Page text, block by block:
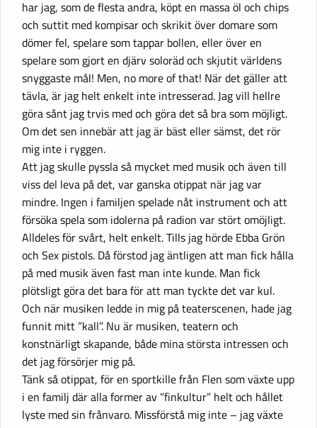
har jag, som de flesta andra, köpt en massa öl och chips
och suttit med kompisar och skrikit över domare som
dömer fel, spelare som tappar bollen, eller över en
spelare som gjort en djärv soloräd och skjutit världens
snyggaste mål! Men, no more of that! När det gäller att
tävla, är jag helt enkelt inte intresserad. Jag vill hellre
göra sånt jag trvis med och göra det så bra som möjligt.
Om det sen innebär att jag är bäst eller sämst, det rör
mig inte i ryggen.
Att jag skulle pyssla så mycket med musik och även till
viss del leva på det, var ganska otippat när jag var
mindre. Ingen i familjen spelade nåt instrument och att
försöka spela som idolerna på radion var stört omöjligt.
Alldeles för svårt, helt enkelt. Tills jag hörde Ebba Grön
och Sex pistols. Då förstod jag äntligen att man fick hålla
på med musik även fast man inte kunde. Man fick
plötsligt göra det bara för att man tyckte det var kul.
Och när musiken ledde in mig på teaterscenen, hade jag
funnit mitt ”kall”. Nu är musiken, teatern och
konstnärligt skapande, både mina största intressen och
det jag försörjer mig på.
Tänk så otippat, för en sportkille från Flen som växte upp
i en familj där alla former av ”finkultur” helt och hållet
lyste med sin frånvaro. Missförstå mig inte – jag växte